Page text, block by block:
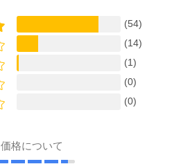
(54)
(14)
(1)
(0)
(0)
価格について